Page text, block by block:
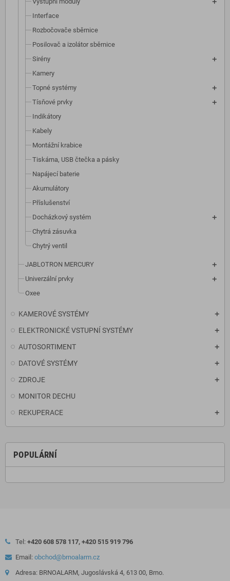
Interface
Rozbočovače sběrnice
Posilovač a izolátor sběrnice
Sirény
Kamery
Topné systémy
Tísňové prvky
Indikátory
Kabely
Montážní krabice
Tiskárna, USB čtečka a pásky
Napájecí baterie
Akumulátory
Příslušenství
Docházkový systém
Chytrá zásuvka
Chytrý ventil
JABLOTRON MERCURY
Univerzální prvky
Oxee
KAMEROVÉ SYSTÉMY
ELEKTRONICKÉ VSTUPNÍ SYSTÉMY
AUTOSORTIMENT
DATOVÉ SYSTÉMY
ZDROJE
MONITOR DECHU
REKUPERACE
POPULÁRNÍ
Tel: +420 608 578 117, +420 515 919 796
Email: obchod@brnoalarm.cz
Adresa: BRNOALARM, Jugoslávská 4, 613 00, Brno.